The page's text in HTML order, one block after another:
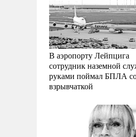
В аэропорту Лейпцига
сотрудник наземной
руками поймал БПЛА
взрывчаткой